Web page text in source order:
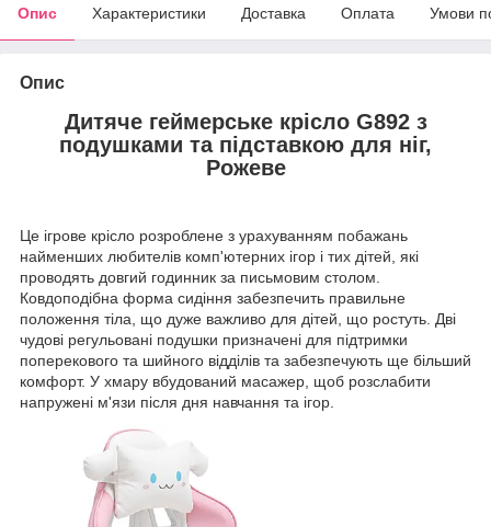
Опис Характеристики Доставка Оплата Умови
Опис
Дитяче геймерське крісло G892 з
подушками та підставкою для ніг,
Рожеве
Це ігрове крісло розроблене з урахуванням побажань
найменших любителів комп'ютерних ігор і тих дітей, які
проводять довгий годинник за письмовим столом.
Ковдоподібна форма сидіння забезпечить правильне
положення тіла, що дуже важливо для дітей, що ростуть. Дві
чудові регульовані подушки призначені для підтримки
поперекового та шийного відділів та забезпечують ще більший
комфорт. У хмару вбудований масажер, щоб розслабити
напружені м'язи після дня навчання та ігор.